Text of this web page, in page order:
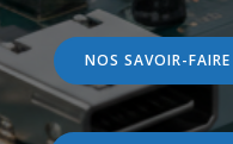
NOS SAVOIR-FAIRE